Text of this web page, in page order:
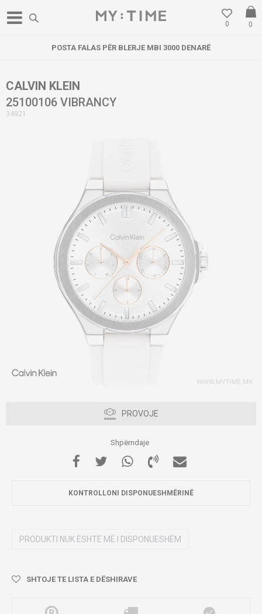
0
0
POSTA FALAS PËR BLERJE MBI 3000 DENARË
CALVIN KLEIN
25100106 VIBRANCY
34921
PROVOJE
Shpërndaje
KONTROLLONI DISPONUESHMËRINË
PRODUKTI NUK ËSHTË MË I DISPONUESHËM
SHTOJE TE LISTA E DËSHIRAVE